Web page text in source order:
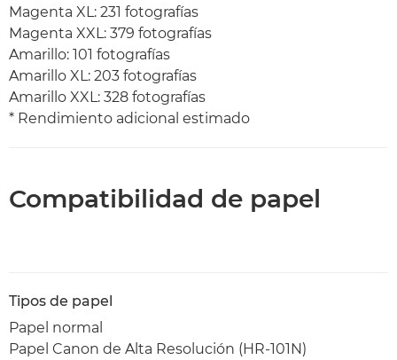
Magenta XL: 231 fotografías
Magenta XXL: 379 fotografías
Amarillo: 101 fotografías
Amarillo XL: 203 fotografías
Amarillo XXL: 328 fotografías
* Rendimiento adicional estimado
Compatibilidad de papel
Tipos de papel
Papel normal
Papel Canon de Alta Resolución (HR-101N)